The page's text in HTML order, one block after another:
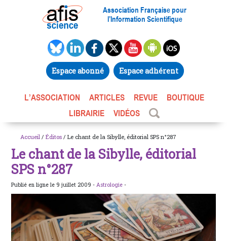
Association Française pour
l’Information Scientifique
Espace abonné Espace adhérent
L’ASSOCIATION ARTICLES REVUE
BOUTIQUE
LIBRAIRIE
VIDÉOS
Accueil / Éditos / Le chant de la Sibylle, éditorial SPS n°287
Le chant de la Sibylle, éditorial
SPS n°287
Publié en ligne le 9 juillet 2009 -Astrologie -